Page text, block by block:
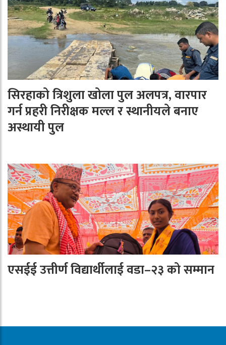
सिरहाको त्रिशुला खोला पुल अलपत्र, वारपार
गर्न प्रहरी निरीक्षक मल्ल र स्थानीयले बनाए
अस्थायी पुल
एसईई उत्तीर्ण विद्यार्थीलाई वडा–२३ को सम्मान